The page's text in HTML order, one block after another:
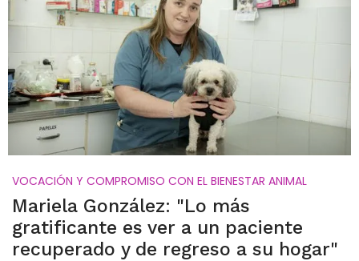
VOCACIÓN Y COMPROMISO CON EL BIENESTAR ANIMAL
Mariela González: "Lo más
gratificante es ver a un paciente
recuperado y de regreso a su hogar"